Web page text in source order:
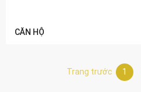
CĂN HỘ
Trang trước
Trang sau
1